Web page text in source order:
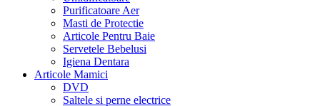
Purificatoare Aer
Masti de Protectie
Articole Pentru Baie
Servetele Bebelusi
Igiena Dentara
Articole Mamici
DVD
Saltele si perne electrice